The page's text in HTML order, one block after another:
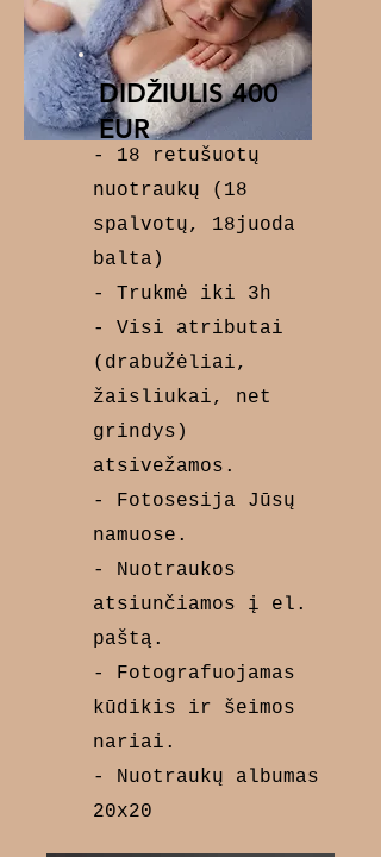
DIDŽIULIS 400
EUR
- 18 retušuotų
nuotraukų (18
spalvotų, 18juoda
balta)
- Trukmė iki 3h
- Visi atributai
(drabužėliai,
žaisliukai, net
grindys)
atsivežamos.
- Fotosesija Jūsų
namuose.
- Nuotraukos
atsiunčiamos į el.
paštą.
- Fotografuojamas
kūdikis ir šeimos
nariai.
- Nuotraukų albumas
20x20